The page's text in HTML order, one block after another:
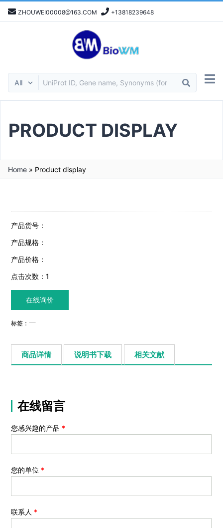
ZHOUWEI00008@163.COM +13818239648
PRODUCT DISPLAY
Home » Product display
产品货号：
产品规格：
产品价格：
点击次数：1
在线询价
标签：
商品详情 说明书下载 相关文献
在线留言
您感兴趣的产品 *
您的单位 *
联系人 *